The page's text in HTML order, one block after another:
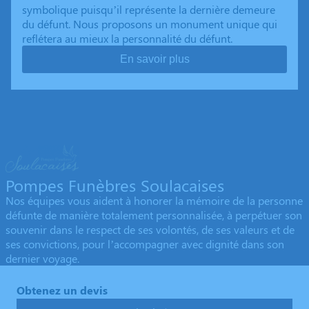
symbolique puisqu’il représente la dernière demeure
du défunt. Nous proposons un monument unique qui
reflétera au mieux la personnalité du défunt.
En savoir plus
Pompes Funèbres Soulacaises
Nos équipes vous aident à honorer la mémoire de la personne
défunte de manière totalement personnalisée, à perpétuer son
souvenir dans le respect de ses volontés, de ses valeurs et de
ses convictions, pour l’accompagner avec dignité dans son
dernier voyage.
Obtenez un devis